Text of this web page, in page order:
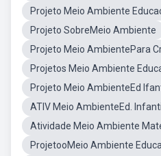
Projeto Meio Ambiente
Projeto SobreMeio Ambiente
Projeto Meio AmbientePara
Projetos Meio Ambiente
Projeto Meio AmbienteEd
ATIV Meio AmbienteEd. Infantil
Atividade Meio Ambiente
ProjetooMeio Ambiente